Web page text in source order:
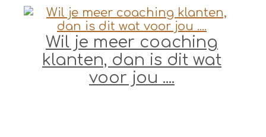
Wil je meer coaching
klanten, dan is dit wat
voor jou ....